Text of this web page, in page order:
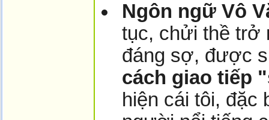
Ngôn ngữ Vô
tục, chửi thề trở
đáng sợ, được
cách giao tiếp
hiện cái tôi, đặc